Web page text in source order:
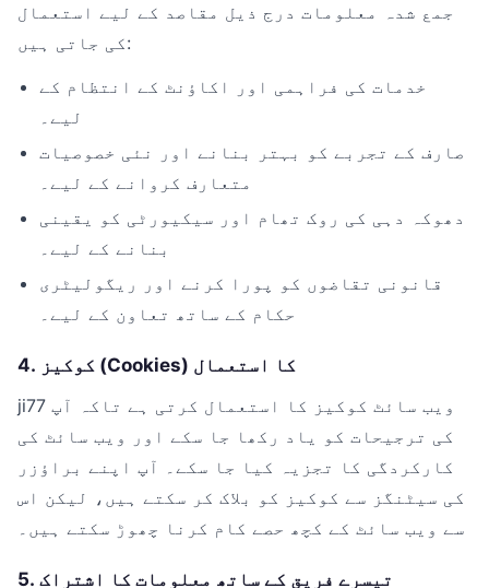
جمع شدہ معلومات درج ذیل مقاصد کے لیے استعمال
کی جاتی ہیں:
خدمات کی فراہمی اور اکاؤنٹ کے انتظام کے
لیے۔
صارف کے تجربے کو بہتر بنانے اور نئی خصوصیات
متعارف کروانے کے لیے۔
دھوکہ دہی کی روک تھام اور سیکیورٹی کو یقینی
بنانے کے لیے۔
قانونی تقاضوں کو پورا کرنے اور ریگولیٹری
حکام کے ساتھ تعاون کے لیے۔
4. کوکیز (Cookies) کا استعمال
ji77 ویب سائٹ کوکیز کا استعمال کرتی ہے تاکہ آپ
کی ترجیحات کو یاد رکھا جا سکے اور ویب سائٹ کی
کارکردگی کا تجزیہ کیا جا سکے۔ آپ اپنے براؤزر
کی سیٹنگز سے کوکیز کو بلاک کر سکتے ہیں، لیکن اس
سے ویب سائٹ کے کچھ حصے کام کرنا چھوڑ سکتے ہیں۔
5. تیسرے فریق کے ساتھ معلومات کا اشتراک